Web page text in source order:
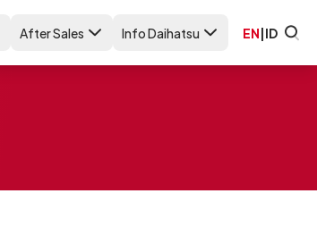
After Sales Info Daihatsu EN|ID